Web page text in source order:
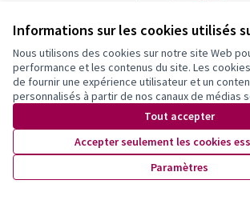
Informations sur les cookies utilisés
Nous utilisons des cookies sur notre site Web
performance et les contenus du site. Les
de fournir une expérience utilisateur et un
personnalisés à partir de nos canaux de médias
Tout accepter
Accepter seulement les cookies
Paramètres
Endorse Commentaire
Suivre Partager Signaler